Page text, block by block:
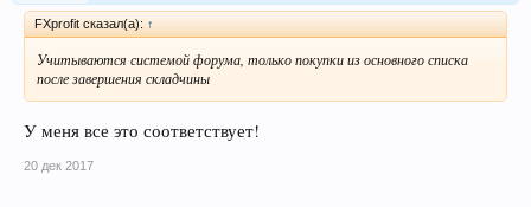
FXprofit сказал(а): ↑
Учитываются системой форума, только покупки из основного списка
после завершения складчины
У меня все это соответствует!
20 дек 2017